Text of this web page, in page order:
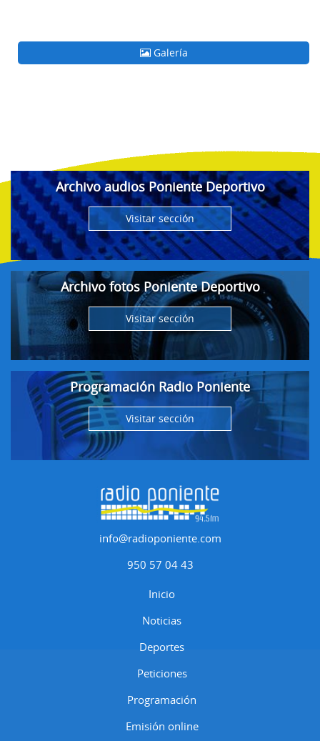
Galería
Archivo audios Poniente Deportivo
Visitar sección
Archivo fotos Poniente Deportivo
Visitar sección
Programación Radio Poniente
Visitar sección
info@radioponiente.com
950 57 04 43
Inicio
Noticias
Deportes
Peticiones
Programación
Emisión online